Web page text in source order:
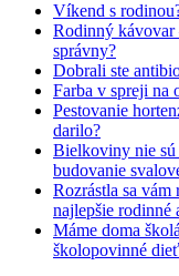
Víkend s
Rodinný kávovar
správny?
Dobrali ste
Farba v spreji na
Pestovanie
darilo?
Bielkoviny nie sú
budovanie
Rozrástla sa vám
najlepšie rodinné
Máme doma
školopovinné